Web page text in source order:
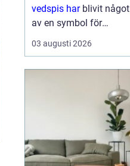
vedspis harblivit något
av en symbol för
kombinationen av
traditionellt hantverk och
energieffektivitet. Stilen
03 augusti 2026